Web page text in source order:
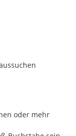
oder mehr